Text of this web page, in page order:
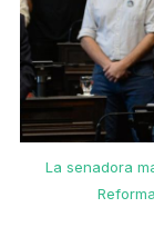
La senadora